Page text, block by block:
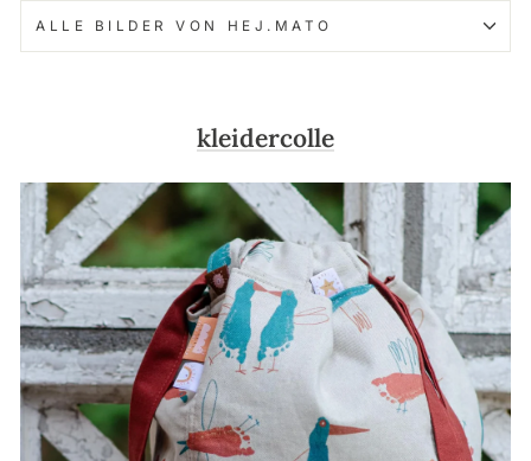
ALLE BILDER VON HEJ.MATO
kleidercolle